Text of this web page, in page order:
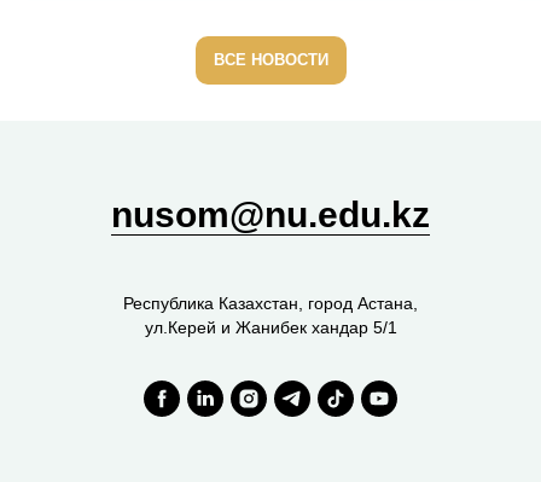
ВСЕ НОВОСТИ
nusom@nu.edu.kz
Республика Казахстан, город Астана,
ул.Керей и Жанибек хандар 5/1